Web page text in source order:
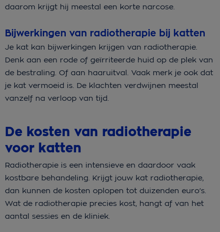
daarom krijgt hij meestal een korte narcose.
Bijwerkingen van radiotherapie bij katten
Je kat kan bijwerkingen krijgen van radiotherapie.
Denk aan een rode of geïrriteerde huid op de plek van
de bestraling. Of aan haaruitval. Vaak merk je ook dat
je kat vermoeid is. De klachten verdwijnen meestal
vanzelf na verloop van tijd.
De kosten van radiotherapie
voor katten
Radiotherapie is een intensieve en daardoor vaak
kostbare behandeling. Krijgt jouw kat radiotherapie,
dan kunnen de kosten oplopen tot duizenden euro’s.
Wat de radiotherapie precies kost, hangt af van het
aantal sessies en de kliniek.